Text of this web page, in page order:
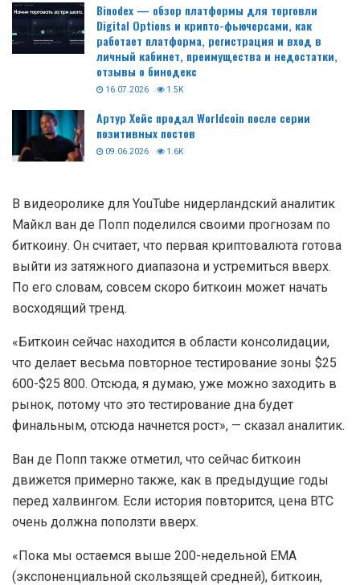
Binodex — обзор платформы для торговли
Digital Options и крипто-фьючерсами, как
работает платформа, регистрация и вход в
личный кабинет, преимущества и недостатки,
отзывы о бинодекс
16.07.2026 1.5K
Артур Хейс продал Worldcoin после серии
позитивных постов
09.06.2026 1.6K
В видеоролике для YouTube нидерландский аналитик
Майкл ван де Попп поделился своими прогнозам по
биткоину. Он считает, что первая криптовалюта готова
выйти из затяжного диапазона и устремиться вверх.
По его словам, совсем скоро биткоин может начать
восходящий тренд.
«Биткоин сейчас находится в области консолидации,
что делает весьма повторное тестирование зоны $25
600-$25 800. Отсюда, я думаю, уже можно заходить в
рынок, потому что это тестирование дна будет
финальным, отсюда начнется рост», — сказал аналитик.
Ван де Попп также отметил, что сейчас биткоин
движется примерно также, как в предыдущие годы
перед халвингом. Если история повторится, цена BTC
очень должна поползти вверх.
«Пока мы остаемся выше 200-недельной EMA
(экспоненциальной скользящей средней), биткоин,